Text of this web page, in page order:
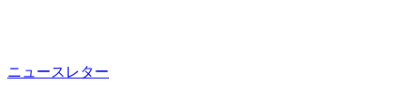
ニュースレター